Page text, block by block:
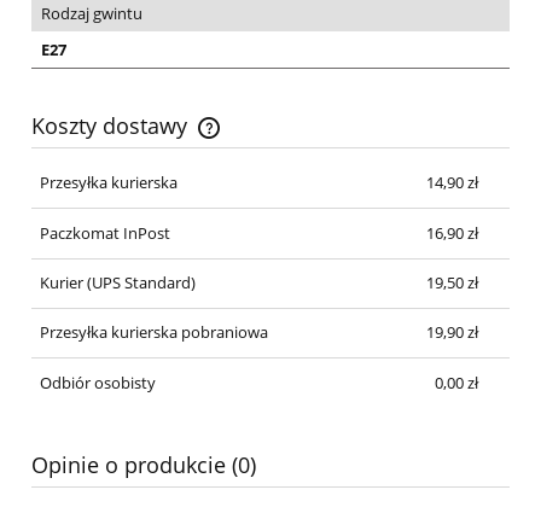
Rodzaj gwintu
E27
Koszty dostawy
Przesyłka kurierska 14,90 zł
Paczkomat InPost 16,90 zł
Kurier(UPS Standard) 19,50 zł
Przesyłka kurierska pobraniowa 19,90 zł
Odbiór osobisty 0,00 zł
Opinie o produkcie (0)